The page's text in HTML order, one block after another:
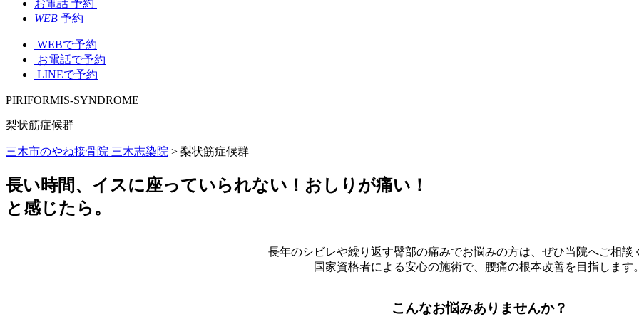
お電話 予約
WEB 予約
WEBで予約
お電話で予約
LINEで予約
PIRIFORMIS-SYNDROME
梨状筋症候群
三木市のやね接骨院 三木志染院 > 梨状筋症候群
長い時間、イスに座っていられない！おしりが痛い！
と感じたら。
長年のシビレや繰り返す臀部の痛みでお悩みの方は、ぜひ当院へご相談
国家資格者による安心の施術で、腰痛の根本改善を目指します。
こんなお悩みありませんか？